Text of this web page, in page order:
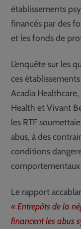
établissements
financés par des
et les fonds de
L’enquête sur les
ces
Acadia
Health et Vivant
les RTF
abus, à des
conditions
comportementaux
Le rapport
« Entrepôts de la
financent les abus